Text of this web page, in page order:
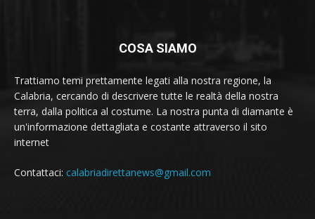
COSA SIAMO
Trattiamo temi prettamente legati alla nostra regione, la
Calabria, cercando di descrivere tutte le realtà della nostra
terra, dalla politica al costume. La nostra punta di diamante è
un'informazione dettagliata e costante attraverso il sito
internet
Contattaci: calabriadirettanews@gmail.com